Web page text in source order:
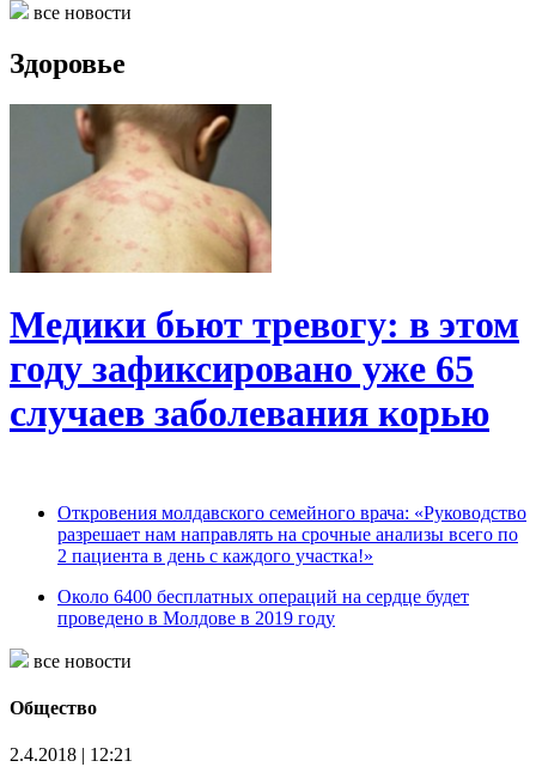
все новости
Здоровье
Медики бьют тревогу: в этом
году зафиксировано уже 65
случаев заболевания корью
Откровения молдавского семейного врача: «Руководство
разрешает нам направлять на срочные анализы всего по
2 пациента в день с каждого участка!»
Около 6400 бесплатных операций на сердце будет
проведено в Молдове в 2019 году
все новости
Общество
2.4.2018 | 12:21